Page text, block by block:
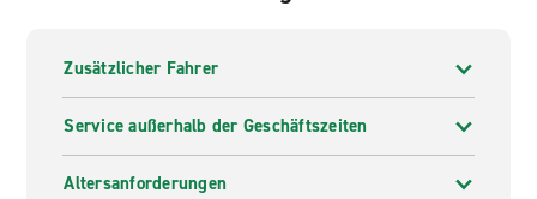
Zusätzlicher Fahrer
Service außerhalb der Geschäftszeiten
Altersanforderungen